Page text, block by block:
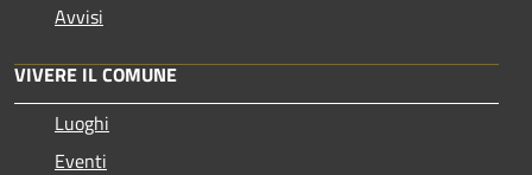
Avvisi
VIVERE IL COMUNE
Luoghi
Eventi